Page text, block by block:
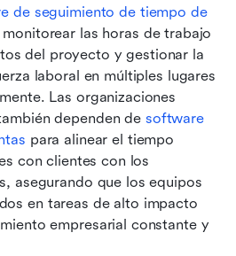
de seguimiento de tiempo de
monitorear las horas de trabajo
del proyecto y gestionar la
laboral en múltiples lugares
Las organizaciones
dependen de software
para alinear el tiempo
con clientes con los
asegurando que los equipos
en tareas de alto impacto
empresarial constante y